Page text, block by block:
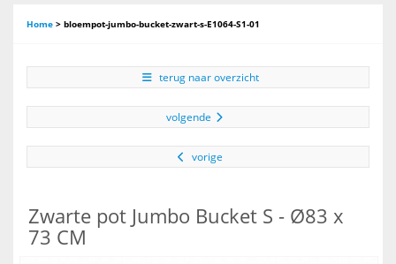
Home > bloempot-jumbo-bucket-zwart-s-E1064-S1-01
terug naar overzicht
volgende
vorige
Zwarte pot Jumbo Bucket S - Ø83 x
73 CM